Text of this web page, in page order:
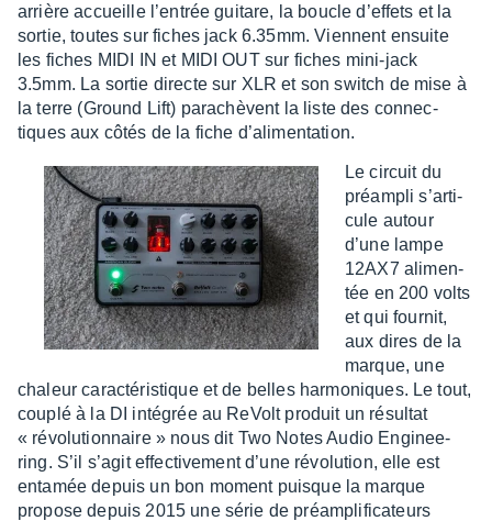
arrière accueille l’en­trée guitare, la boucle d’ef­fets et la
sortie, toutes sur fiches jack 6.35mm. Viennent ensuite
les fiches MIDI IN et MIDI OUT sur fiches mini-jack
3.5mm. La sortie directe sur XLR et son switch de mise à
la terre (Ground Lift) parachèvent la liste des connec­
tiques aux côtés de la fiche d’ali­men­ta­tion.
Le circuit du
préam­pli s’ar­ti­
cule autour
d’une lampe
12AX7 alimen­
tée en 200 volts
et qui four­nit,
aux dires de la
marque, une
chaleur carac­té­ris­tique et de belles harmo­niques. Le tout,
couplé à la DI inté­grée au ReVolt produit un résul­tat
« révo­lu­tion­naire » nous dit Two Notes Audio Engi­nee­
ring. S’il s’agit effec­ti­ve­ment d’une révo­lu­tion, elle est
enta­mée depuis un bon moment puisque la marque
propose depuis 2015 une série de préam­pli­fi­ca­teurs